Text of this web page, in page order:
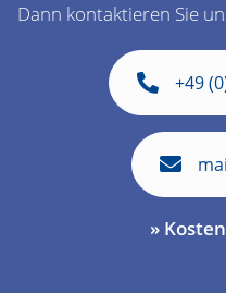
Dann kontaktieren Sie
+49
»